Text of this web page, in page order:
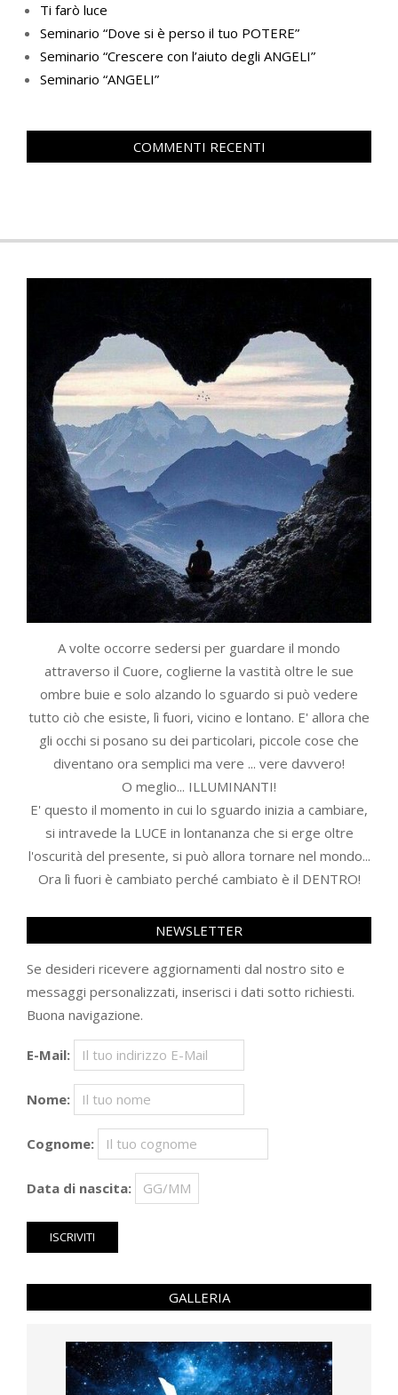
Ti farò luce
Seminario “Dove si è perso il tuo POTERE”
Seminario “Crescere con l’aiuto degli ANGELI”
Seminario “ANGELI”
COMMENTI RECENTI
A volte occorre sedersi per guardare il mondo
attraverso il Cuore, coglierne la vastità oltre le sue
ombre buie e solo alzando lo sguardo si può vedere
tutto ciò che esiste, lì fuori, vicino e lontano. E' allora che
gli occhi si posano su dei particolari, piccole cose che
diventano ora semplici ma vere ... vere davvero!
O meglio... ILLUMINANTI!
E' questo il momento in cui lo sguardo inizia a cambiare,
si intravede la LUCE in lontananza che si erge oltre
l'oscurità del presente, si può allora tornare nel mondo...
Ora lì fuori è cambiato perché cambiato è il DENTRO!
NEWSLETTER
Se desideri ricevere aggiornamenti dal nostro sito e
messaggi personalizzati, inserisci i dati sotto richiesti.
Buona navigazione.
E-Mail:
Nome:
Cognome:
Data di nascita:
GALLERIA